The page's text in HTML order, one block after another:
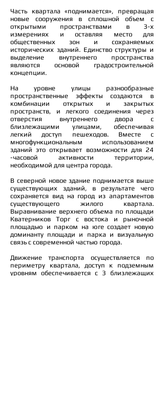
Часть квартала «поднимается», превращая
новые сооружения в сплошной объем с
открытыми пространствами в 3-х
измерениях и оставляя место для
общественных зон и сохраняемых
исторических зданий. Единство структуры и
выделение внутреннего пространства
являются основой градостроительной
концепции.
На уровне улицы разнообразные
пространственные эффекты создаются в
комбинации открытых и закрытых
пространств, и легкого соединения через
отверстия внутреннего двора с
близлежащими улицами, обеспечивая
легкий доступ пешеходов. Вместе с
многофункциональным использованием
зданий это открывает возможности для 24
-часовой активности территории,
необходимой для центра города.
В северной новое здание поднимается выше
существующих зданий, в результате чего
сохраняется вид на город из апартаментов
существующего жилого квартала.
Выравнивание верхнего объема по площади
Кватерников Торг с востока и рыночной
площадью и парком на юге создает новую
доминанту площади и парка и визуальную
связь с современной частью города.
Движение транспорта осуществляется по
периметру квартала, доступ к подземным
уровням обеспечивается с 3 близлежащих